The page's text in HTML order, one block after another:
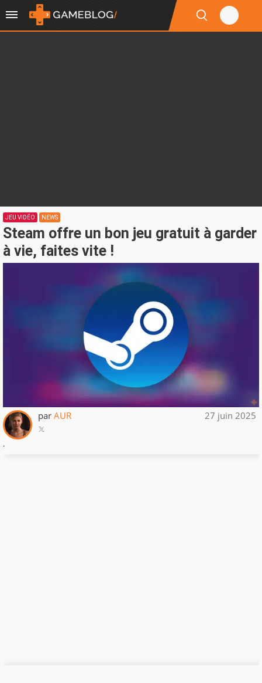
JEU VIDÉO NEWS
Steam offre un bon jeu gratuit à garder
à vie, faites vite !
par AUR 27 juin 2025
.